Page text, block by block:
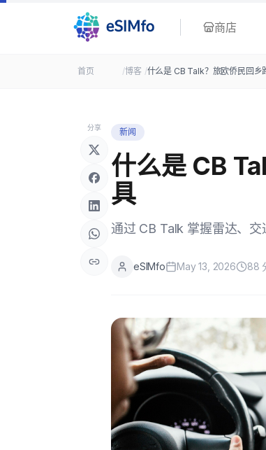
商店
首页 /博客 /什么是 CB Talk？旅欧侨民回乡
分享 新闻
什么是 CB
具
通过 CB Talk 掌握雷达、交
eSIMfo May 13, 2026 88